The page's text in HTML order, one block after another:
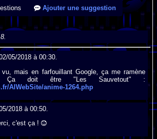
Ajouter une suggestion
05/2018 à 00:30.
vu, mais en farfouillant Google, ça me ramène
doit être "Les Sauvetout" :
AlWebSite/anime-1264.php
2018 à 00:50.
c'est ça !